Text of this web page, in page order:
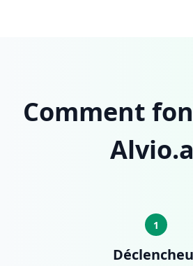
Comment
1